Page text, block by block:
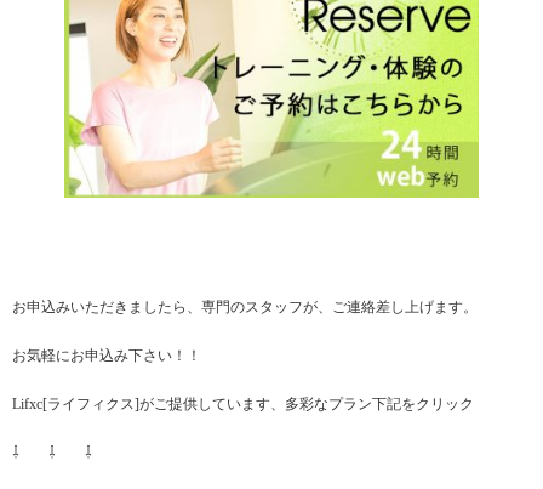
お申込みいただきましたら、専門のスタッフが、ご連絡差し上げます。
お気軽にお申込み下さい！！
Lifxc[ライフィクス]がご提供しています、多彩なプラン下記をクリック
⇩ ⇩ ⇩